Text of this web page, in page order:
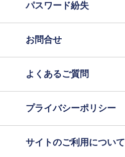
パスワード紛失
お問合せ
よくあるご質問
プライバシーポリシー
サイトのご利用について